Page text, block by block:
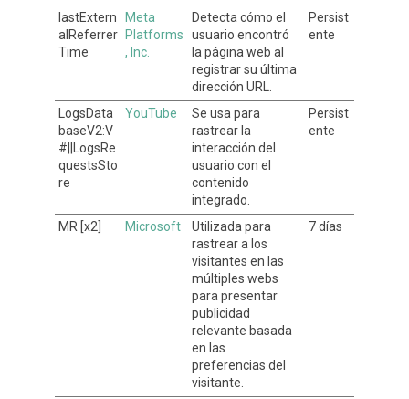
lastExtern
alReferrer
Time
Meta
Platforms
, Inc.
Detecta cómo el
usuario encontró
la página web al
registrar su última
dirección URL.
Persist
ente
LogsData
baseV2:V
#||LogsRe
questsSto
re
YouTube
Se usa para
rastrear la
interacción del
usuario con el
contenido
integrado.
Persist
ente
MR [x2] Microsoft
Utilizada para
rastrear a los
visitantes en las
múltiples webs
para presentar
publicidad
relevante basada
en las
preferencias del
visitante.
7 días